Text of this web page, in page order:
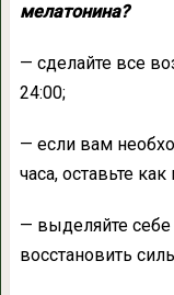
мелатонина?
— сделайте все
24:00;
— если вам
часа, оставьте
— выделяйте себе
восстановить